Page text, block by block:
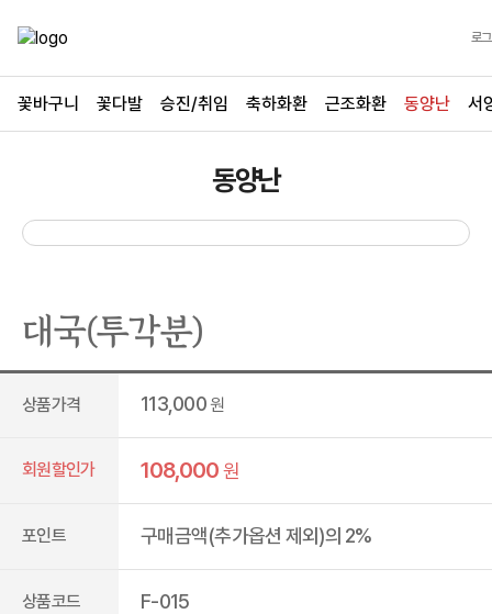
로
꽃바구니 꽃다발 승진/취임 축하화환 근조화환 동양난 서
동양난
대국(투각분)
상품가격 113,000 원
회원할인가 108,000원
포인트 구매금액(추가옵션 제외)의 2%
상품코드 F-015